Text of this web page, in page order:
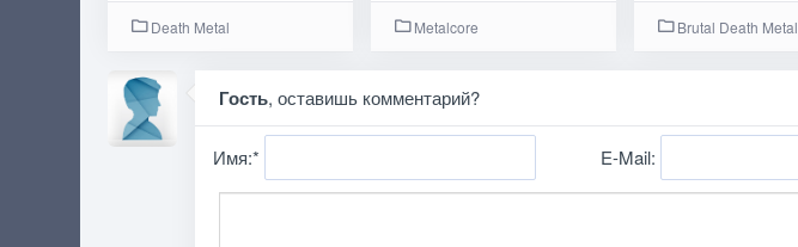
Death Metal Metalcore Brutal Death Metal
Гость, оставишь комментарий?
Имя:* E-Mail: